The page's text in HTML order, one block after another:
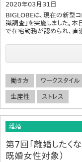
2020年03月31日
BIGLOBEは、現在の新型
識調査」を実施しました。
で在宅勤務が認められ、
働き方 ワークスタイル
生産性 ストレス
離婚
第7回「離婚したく
既婚女性対象）